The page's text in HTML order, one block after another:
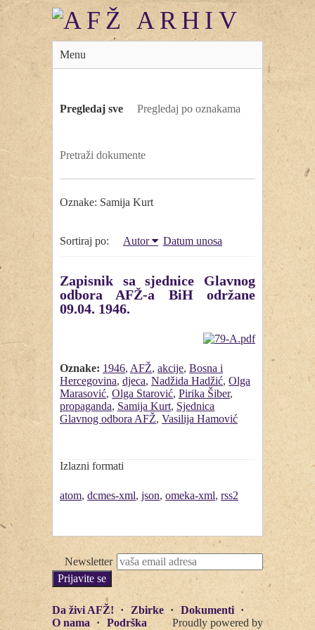
Menu
Pregledaj sve Pregledaj po oznakama
Pretraži dokumente
Oznake: Samija Kurt
Sortiraj po: Autor Datum unosa
Zapisnik sa sjednice Glavnog
odbora AFŽ-a BiH održane
09.04. 1946.
Oznake: 1946, AFŽ, akcije, Bosna i
Hercegovina, djeca, Nadžida Hadžić, Olga
Marasović, Olga Starović, Pirika Šiber,
propaganda, Samija Kurt, Sjednica
Glavnog odbora AFŽ, Vasilija Hamović
Izlazni formati
atom, dcmes-xml, json, omeka-xml, rss2
Newsletter
Da živi AFŽ! Zbirke
Dokumenti
O nama
Podrška
Proudly powered by